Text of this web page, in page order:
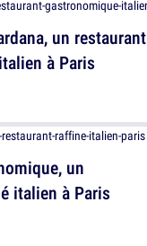
un
italien à Paris
un restaurant
à Paris